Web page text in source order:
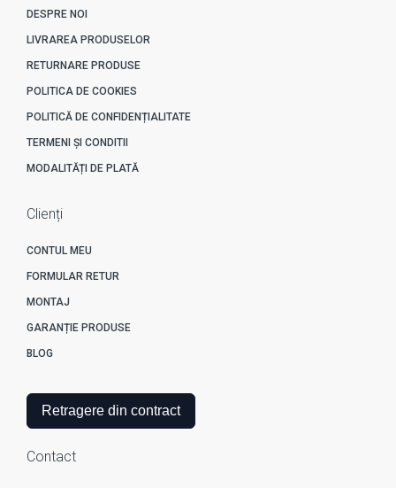
DESPRE NOI
LIVRAREA PRODUSELOR
RETURNARE PRODUSE
POLITICA DE COOKIES
POLITICĂ DE CONFIDENȚIALITATE
TERMENI ȘI CONDITII
MODALITĂȚI DE PLATĂ
Clienți
CONTUL MEU
FORMULAR RETUR
MONTAJ
GARANȚIE PRODUSE
BLOG
Retragere din contract
Contact